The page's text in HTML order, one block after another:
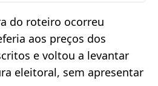
do roteiro ocorreu
aos preços dos
e voltou a levantar
eleitoral, sem apresentar